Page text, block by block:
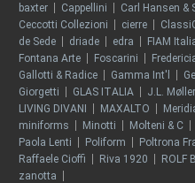
baxter
Cappellini Carl Hansen &
Ceccotti Collezioni
cierre
de Sede
driade edra FIAM
Fontana Arte
Foscarini
Gallotti & Radice
Gamma Int'l
Giorgetti
GLAS ITALIA J.L.
LIVING DIVANI
MAXALTO
miniforms
Minotti Molteni & C
Paola Lenti
Poliform Poltrona
Raffaele Cioffi
Riva 1920 ROLF
zanotta